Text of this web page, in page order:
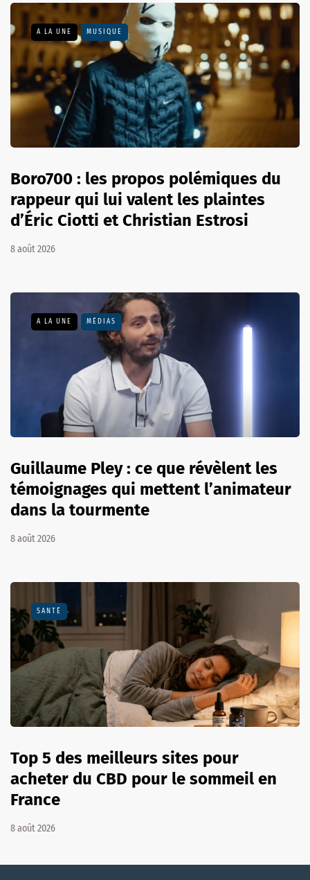
A LA UNE MUSIQUE
Boro700 : les propos polémiques du
rappeur qui lui valent les plaintes
d’Éric Ciotti et Christian Estrosi
8 août 2026
A LA UNE MÉDIAS
Guillaume Pley : ce que révèlent les
témoignages qui mettent l’animateur
dans la tourmente
8 août 2026
SANTÉ
Top 5 des meilleurs sites pour
acheter du CBD pour le sommeil en
France
8 août 2026